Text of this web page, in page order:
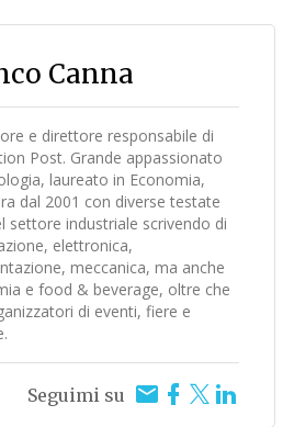
Canna
e direttore responsabile di
Post. Grande appassionato
laureato in Economia,
dal 2001 con diverse testate
settore industriale scrivendo di
elettronica,
meccanica, ma anche
e food & beverage, oltre che
di eventi, fiere e
Seguimi su